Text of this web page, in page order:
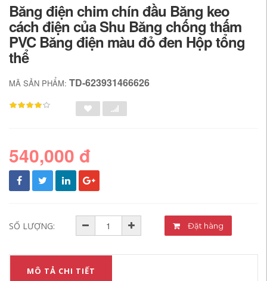
Băng điện chim chín đầu Băng keo
cách điện của Shu Băng chống thấm
PVC Băng điện màu đỏ đen Hộp tổng
thể
MÃ SẢN PHẨM: TD-623931466626
540,000 đ
SỐ LƯỢNG: Đặt hàng
MÔ TẢ CHI TIẾT